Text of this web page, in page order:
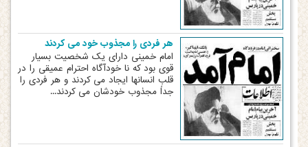
هر فردی را مجذوب خود می کردند
امام خمینی دارای یک شخصیت بسیار
قوی بود که نا خودآگاه احترام عمیقی را در
قلب انسانها ایجاد می کردند و هر فردی را
جداً مجذوب خودشان می کردند...